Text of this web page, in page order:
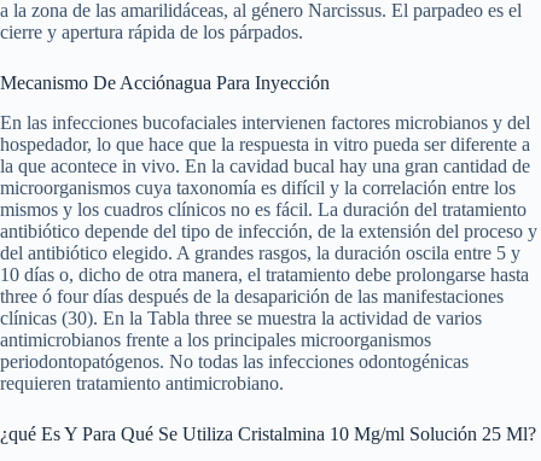
a la zona de las amarilidáceas, al género Narcissus. El parpadeo es el
cierre y apertura rápida de los párpados.
Mecanismo De Acciónagua Para Inyección
En las infecciones bucofaciales intervienen factores microbianos y del
hospedador, lo que hace que la respuesta in vitro pueda ser diferente a
la que acontece in vivo. En la cavidad bucal hay una gran cantidad de
microorganismos cuya taxonomía es difícil y la correlación entre los
mismos y los cuadros clínicos no es fácil. La duración del tratamiento
antibiótico depende del tipo de infección, de la extensión del proceso y
del antibiótico elegido. A grandes rasgos, la duración oscila entre 5 y
10 días o, dicho de otra manera, el tratamiento debe prolongarse hasta
three ó four días después de la desaparición de las manifestaciones
clínicas (30). En la Tabla three se muestra la actividad de varios
antimicrobianos frente a los principales microorganismos
periodontopatógenos. No todas las infecciones odontogénicas
requieren tratamiento antimicrobiano.
¿qué Es Y Para Qué Se Utiliza Cristalmina 10 Mg/ml Solución 25 Ml?